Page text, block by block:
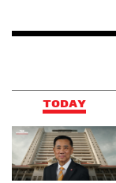
TODAY